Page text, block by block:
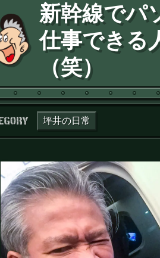
新幹線でパ
仕事できる
（笑）
カテゴリー：
坪井の日常